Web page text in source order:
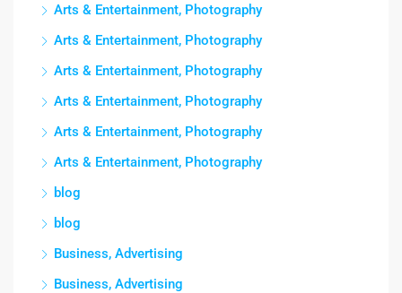
Arts & Entertainment, Photography
Arts & Entertainment, Photography
Arts & Entertainment, Photography
Arts & Entertainment, Photography
Arts & Entertainment, Photography
Arts & Entertainment, Photography
blog
blog
Business, Advertising
Business, Advertising